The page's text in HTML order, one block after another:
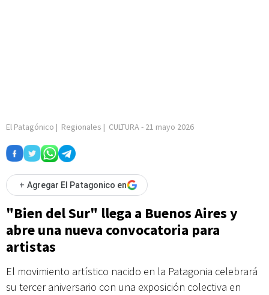
El Patagónico | Regionales | CULTURA- 21 mayo 2026
+ Agregar El Patagonico en
"Bien del Sur" llega a Buenos Aires y
abre una nueva convocatoria para
artistas
El movimiento artístico nacido en la Patagonia celebrará
su tercer aniversario con una exposición colectiva en